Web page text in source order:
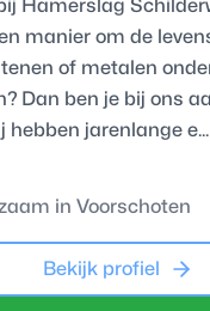
Hamerslag
manier om de
of metalen
Dan ben je bij ons
hebben jarenlange e...
in Voorschoten
Bekijk profiel